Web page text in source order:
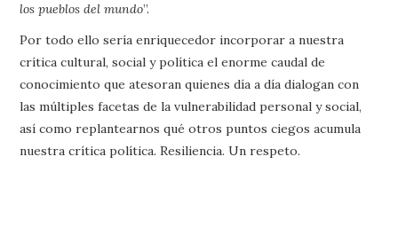
los pueblos del mundo”.
Por todo ello sería enriquecedor incorporar a nuestra
crítica cultural, social y política el enorme caudal de
conocimiento que atesoran quienes día a día dialogan con
las múltiples facetas de la vulnerabilidad personal y social,
así como replantearnos qué otros puntos ciegos acumula
nuestra crítica política. Resiliencia. Un respeto.